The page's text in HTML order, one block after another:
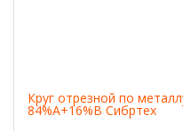
Круг отрезной по
84%A+16%B Сибртех